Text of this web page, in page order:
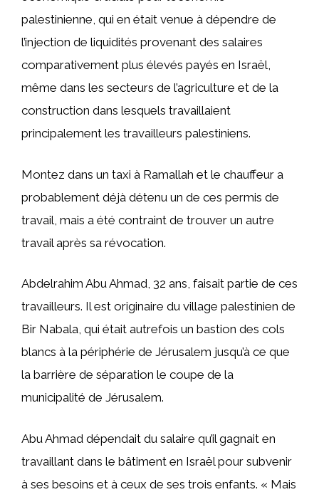
palestinienne, qui en était venue à dépendre de
l’injection de liquidités provenant des salaires
comparativement plus élevés payés en Israël,
même dans les secteurs de l’agriculture et de la
construction dans lesquels travaillaient
principalement les travailleurs palestiniens.
Montez dans un taxi à Ramallah et le chauffeur a
probablement déjà détenu un de ces permis de
travail, mais a été contraint de trouver un autre
travail après sa révocation.
Abdelrahim Abu Ahmad, 32 ans, faisait partie de ces
travailleurs. Il est originaire du village palestinien de
Bir Nabala, qui était autrefois un bastion des cols
blancs à la périphérie de Jérusalem jusqu’à ce que
la barrière de séparation le coupe de la
municipalité de Jérusalem.
Abu Ahmad dépendait du salaire qu’il gagnait en
travaillant dans le bâtiment en Israël pour subvenir
à ses besoins et à ceux de ses trois enfants. « Mais